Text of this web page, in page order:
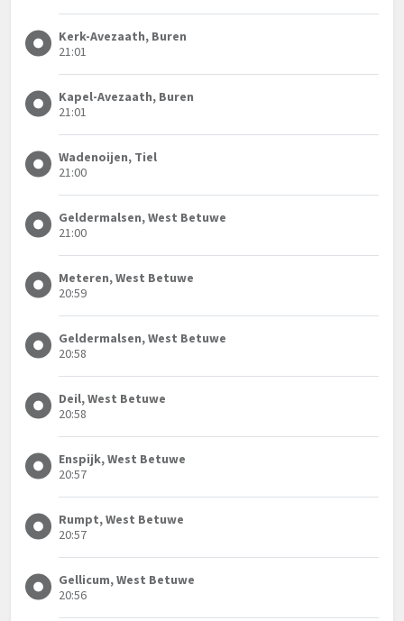
Kerk-Avezaath, Buren
21:01
Kapel-Avezaath, Buren
21:01
Wadenoijen, Tiel
21:00
Geldermalsen, West Betuwe
21:00
Meteren, West Betuwe
20:59
Geldermalsen, West Betuwe
20:58
Deil, West Betuwe
20:58
Enspijk, West Betuwe
20:57
Rumpt, West Betuwe
20:57
Gellicum, West Betuwe
20:56